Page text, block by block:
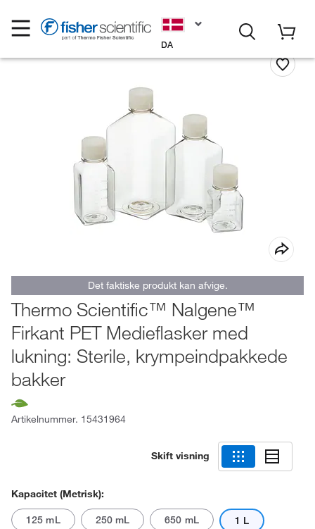
DA
Det faktiske produkt kan afvige.
Thermo Scientific™ Nalgene™
Firkant PET Medieflasker med
lukning: Sterile, krympeindpakkede
bakker
Artikelnummer. 15431964
Skift visning
Kapacitet (metrisk):
125 mL 250 mL 650 mL 1 L